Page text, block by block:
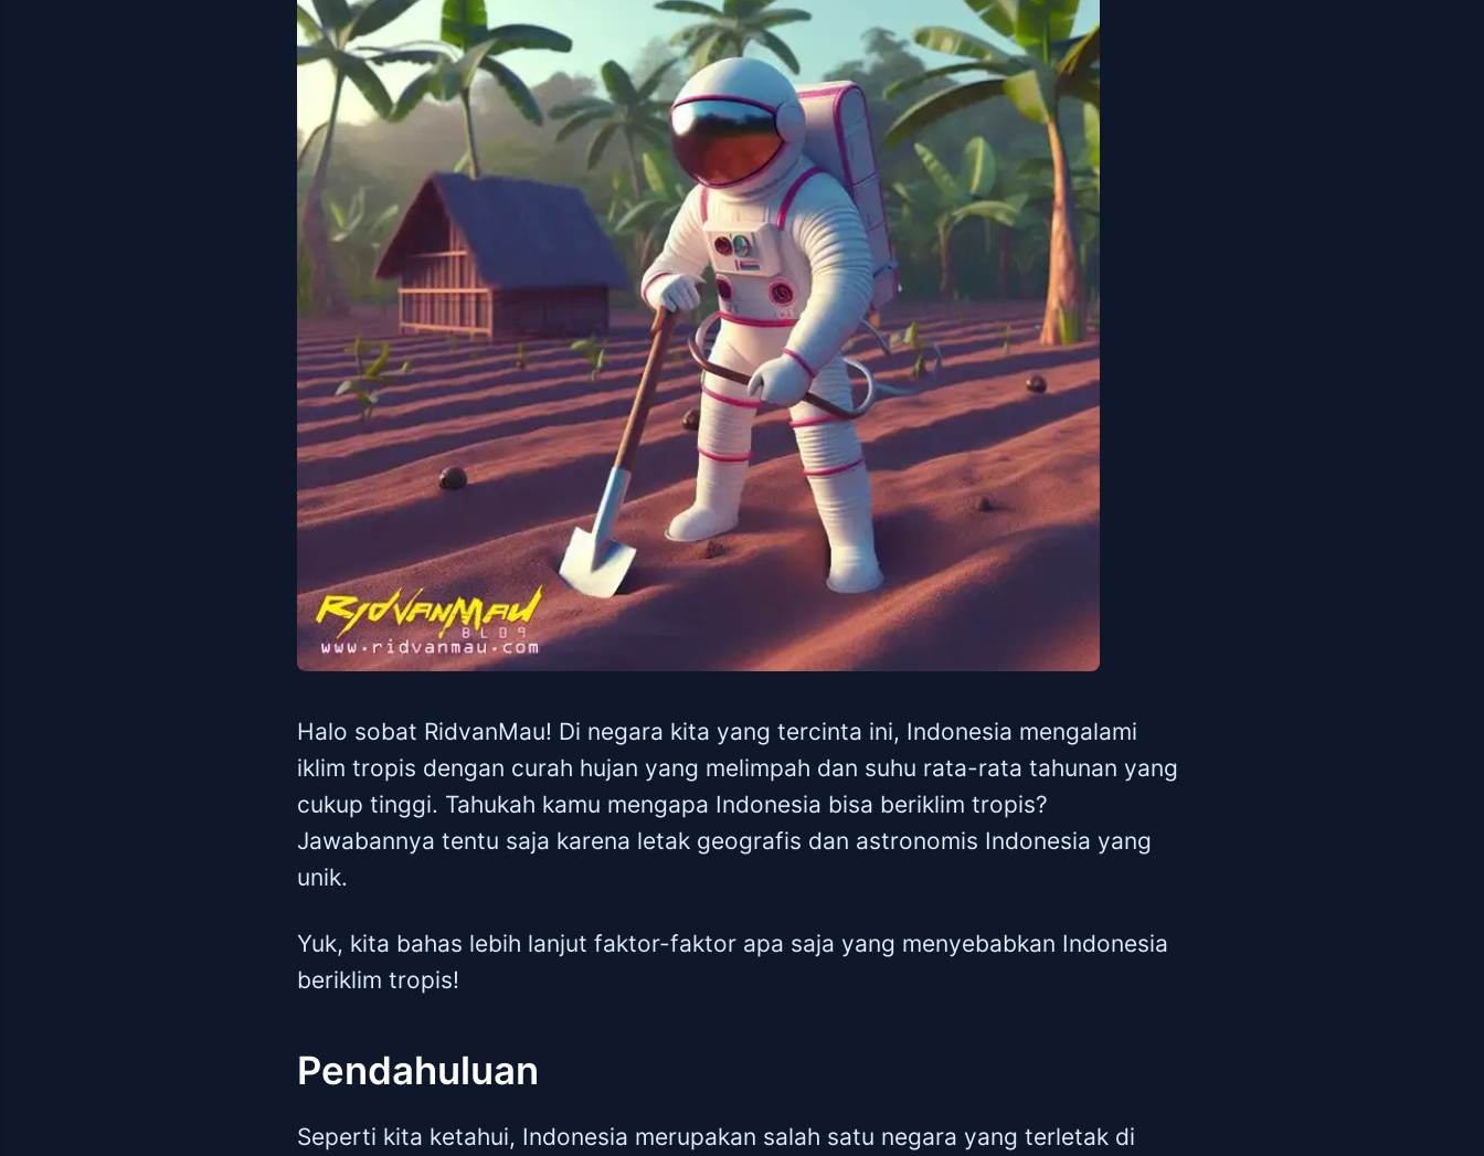
Halo sobat RidvanMau! Di negara kita yang tercinta ini, Indonesia mengalami
iklim tropis dengan curah hujan yang melimpah dan suhu rata-rata tahunan yang
cukup tinggi. Tahukah kamu mengapa Indonesia bisa beriklim tropis?
Jawabannya tentu saja karena letak geografis dan astronomis Indonesia yang
unik.
Yuk, kita bahas lebih lanjut faktor-faktor apa saja yang menyebabkan Indonesia
beriklim tropis!
Pendahuluan
Seperti kita ketahui, Indonesia merupakan salah satu negara yang terletak di